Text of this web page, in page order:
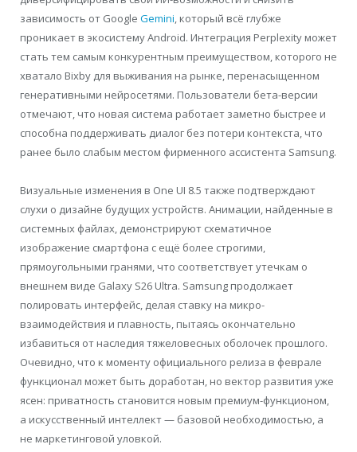
зависимость от Google Gemini, который всё глубже
проникает в экосистему Android. Интеграция Perplexity может
стать тем самым конкурентным преимуществом, которого не
хватало Bixby для выживания на рынке, перенасыщенном
генеративными нейросетями. Пользователи бета-версии
отмечают, что новая система работает заметно быстрее и
способна поддерживать диалог без потери контекста, что
ранее было слабым местом фирменного ассистента Samsung.
Визуальные изменения в One UI 8.5 также подтверждают
слухи о дизайне будущих устройств. Анимации, найденные в
системных файлах, демонстрируют схематичное
изображение смартфона с ещё более строгими,
прямоугольными гранями, что соответствует утечкам о
внешнем виде Galaxy S26 Ultra. Samsung продолжает
полировать интерфейс, делая ставку на микро-
взаимодействия и плавность, пытаясь окончательно
избавиться от наследия тяжеловесных оболочек прошлого.
Очевидно, что к моменту официального релиза в феврале
функционал может быть доработан, но вектор развития уже
ясен: приватность становится новым премиум-функционом,
а искусственный интеллект — базовой необходимостью, а
не маркетинговой уловкой.